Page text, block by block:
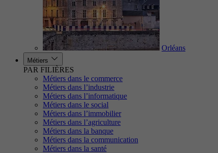
Orléans
Métiers
PAR FILIÈRES
Métiers dans le commerce
Métiers dans l’industrie
Métiers dans l’informatique
Métiers dans le social
Métiers dans l’immobilier
Métiers dans l’agriculture
Métiers dans la banque
Métiers dans la communication
Métiers dans la santé